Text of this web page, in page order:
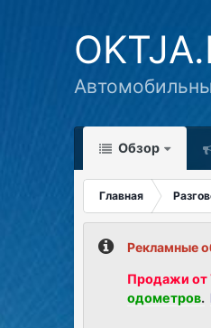
Обзор
Главная
Рекламные
Продажи от
одометров.